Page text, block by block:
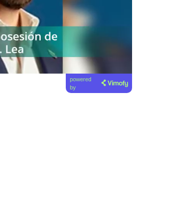
powered
by